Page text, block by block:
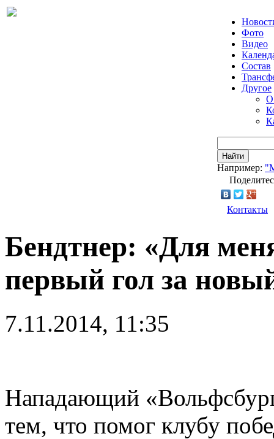
Фото
Видео
Состав
Другое
О
Найти
Например:
Контакты
Бендтнер: «Для
первый гол за
7.11.2014, 11:35
Нападающий
тем, что помог клубу